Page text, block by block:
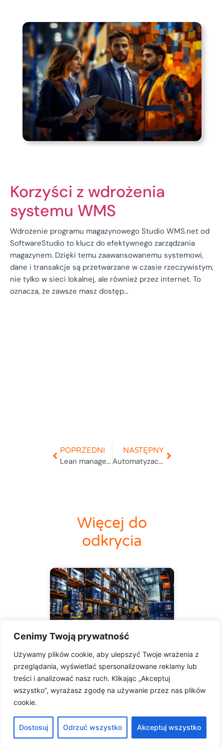
Cenimy Twoją prywatność
Używamy plików cookie, aby ulepszyć Twoje wrażenia z
przeglądania, wyświetlać spersonalizowane reklamy lub
treści i analizować nasz ruch. Klikając „Akceptuj
wszystko”, wyrażasz zgodę na używanie przez nas plików
cookie.
Dostosuj Odrzuć wszystko Akceptuj wszystko
Korzyści z wdrożenia
systemu WMS
Wdrożenie programu magazynowego Studio WMS.net od
SoftwareStudio to klucz do efektywnego zarządzania
magazynem. Dzięki temu zaawansowanemu systemowi,
dane i transakcje są przetwarzane w czasie rzeczywistym,
nie tylko w sieci lokalnej, ale również przez internet. To
oznacza, że zawsze masz dostęp…
POPRZEDNI
Lean management w magazynie – eliminacja marnotrawstwa w zarządzaniu asortymentem w Studio WMS.net
NASTĘPNY
Automatyzacja w magazynie – jak WMS współpracuje z robotami i innymi technologiami? w Studio WMS.net
Więcej do
odkrycia
Magazyn
Wysokiego
Składowania
wysokiego składowania.